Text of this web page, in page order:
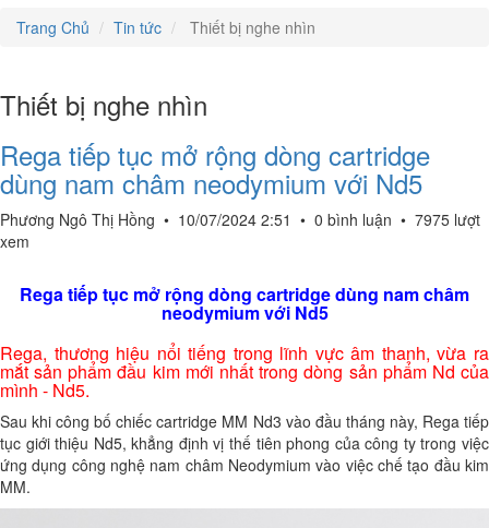
Trang Chủ
Tin tức Thiết bị nghe nhìn
Thiết bị nghe nhìn
Rega tiếp tục mở rộng dòng cartridge
dùng nam châm neodymium với Nd5
Phương Ngô Thị Hồng • 10/07/2024 2:51 • 0 bình luận • 7975 lượt
xem
Rega tiếp tục mở rộng dòng cartridge dùng nam châm
neodymium với Nd5
Rega, thương hiệu nổi tiếng trong lĩnh vực âm thanh, vừa ra
mắt sản phẩm đầu kim mới nhất trong dòng sản phẩm Nd của
mình - Nd5.
Sau khi công bố chiếc cartridge MM Nd3 vào đầu tháng này, Rega tiếp
tục giới thiệu Nd5, khẳng định vị thế tiên phong của công ty trong việc
ứng dụng công nghệ nam châm Neodymium vào việc chế tạo đầu kim
MM.